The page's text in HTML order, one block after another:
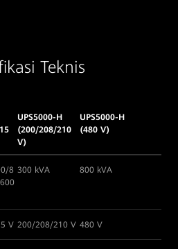
Teknis
UPS5000-H
(200/208/210
V)
UPS5000-H
(480 V)
8 300 kVA 800 kVA
V 200/208/210 V 480 V